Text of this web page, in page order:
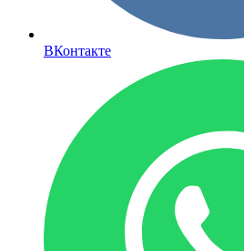
ВКонтакте